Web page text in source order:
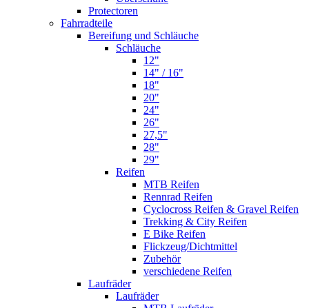
Protectoren
Fahrradteile
Bereifung und Schläuche
Schläuche
12"
14" / 16"
18"
20"
24"
26"
27,5"
28"
29"
Reifen
MTB Reifen
Rennrad Reifen
Cyclocross Reifen & Gravel Reifen
Trekking & City Reifen
E Bike Reifen
Flickzeug/Dichtmittel
Zubehör
verschiedene Reifen
Laufräder
Laufräder